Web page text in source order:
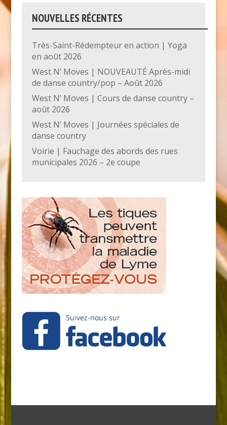
NOUVELLES RÉCENTES
Très-Saint-Rédempteur en action | Yoga
en août 2026
West N’ Moves | NOUVEAUTÉ Après-midi
de danse country/pop – Août 2026
West N’ Moves | Cours de danse country –
août 2026
West N’ Moves | Journées spéciales de
danse country
Voirie | Fauchage des abords des rues
municipales 2026 – 2e coupe